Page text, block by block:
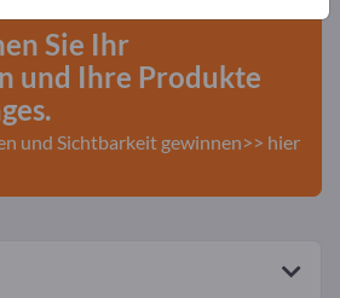
Sie Ihr
und Ihre Produkte
und Sichtbarkeit gewinnen>> hier